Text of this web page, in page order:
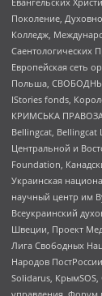
Поколение,
Колледж,
Саентологических
Европейская сеть
Польша,
IStories fonds,
КРИМСЬКА
Bellingcat, Bellingcat
Центральной и
Foundation,
Украинская
научный центр им
Всеукраинский
Швеции, Проект
Лига Свободных
Народов
Solidarus, КрымSOS,